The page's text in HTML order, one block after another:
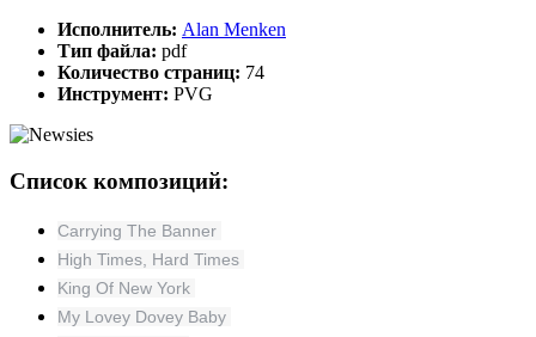
Исполнитель: Alan Menken
Тип файла: pdf
Количество страниц: 74
Инструмент: PVG
Список композиций:
Carrying The Banner
High Times, Hard Times
King Of New York
My Lovey Dovey Baby